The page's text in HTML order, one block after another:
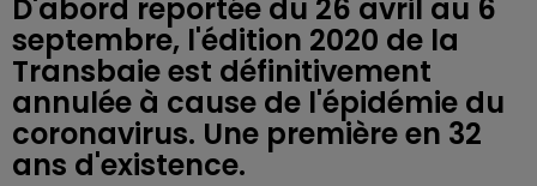
D'abord reportée du 26 avril au 6
septembre, l'édition 2020 de la
Transbaie est définitivement
annulée à cause de l'épidémie du
coronavirus. Une première en 32
ans d'existence.